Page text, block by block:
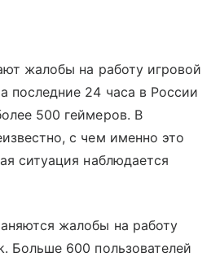
жалобы на работу игровой
последние 24 часа в России
500 геймеров. В
с чем именно это
ситуация наблюдается
жалобы на работу
Больше 600 пользователей